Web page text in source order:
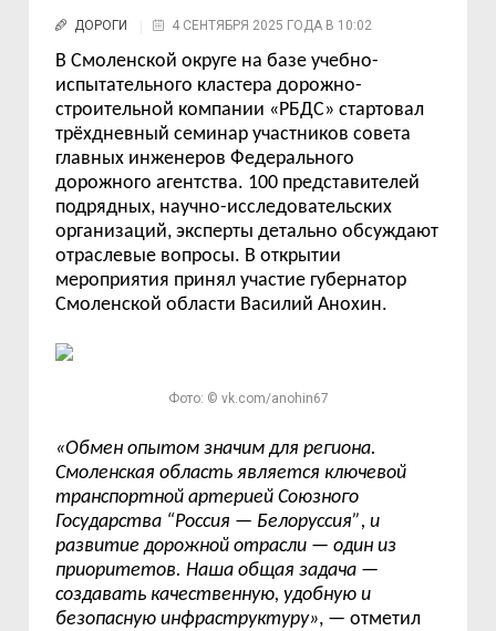
ДОРОГИ 4 СЕНТЯБРЯ 2025 ГОДА В 10:02
В Смоленской округе на базе учебно-
испытательного кластера дорожно-
строительной компании «РБДС» стартовал
трёхдневный семинар участниковсовета
главных инженеров Федерального
дорожного агентства. 100 представителей
подрядных, научно-исследовательских
организаций, эксперты детально обсуждают
отраслевые вопросы. В открытии
мероприятия принял участие губернатор
Смоленской области Василий Анохин.
Фото: © vk.com/anohin67
«Обмен опытом значим для региона.
Смоленская область является ключевой
транспортной артерией Союзного
Государства “Россия — Белоруссия”, и
развитие дорожной отрасли — один из
приоритетов. Наша общая задача —
создавать качественную, удобную и
безопасную инфраструктуру», — отметил